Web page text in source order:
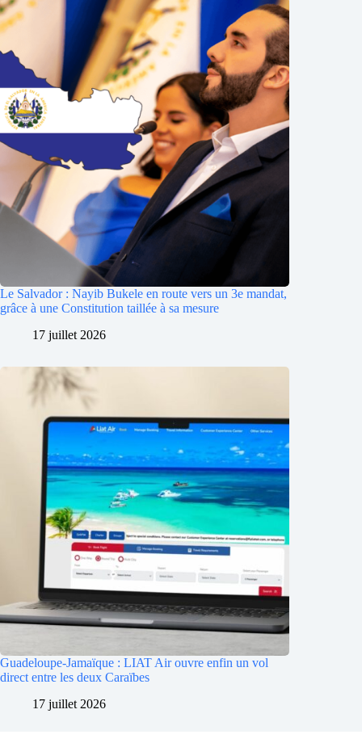
Le Salvador : Nayib Bukele en route vers un 3e mandat,
grâce à une Constitution taillée à sa mesure
17 juillet 2026
Guadeloupe-Jamaïque : LIAT Air ouvre enfin un vol
direct entre les deux Caraïbes
17 juillet 2026